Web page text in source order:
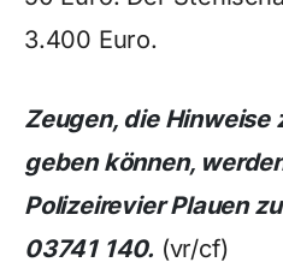
3.400 Euro.
Zeugen, die Hinweise
geben können,
Polizeirevier Plauen
03741 140. (vr/cf)